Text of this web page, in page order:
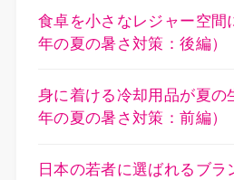
食卓を小さなレジャー空間
年の夏の暑さ対策：後編）
身に着ける冷却用品が夏の
年の夏の暑さ対策：前編）
日本の若者に選ばれるブラ